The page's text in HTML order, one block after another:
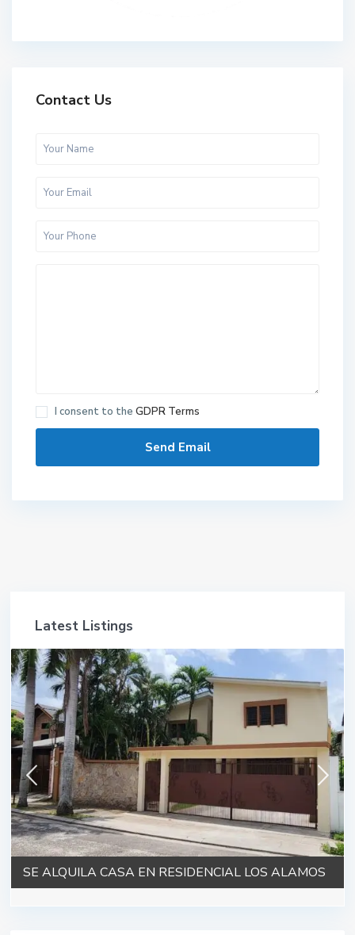
Contact Us
I consent to the GDPR Terms
Latest Listings
SE ALQUILA CASA EN RESIDENCIAL LOS ALAMOS